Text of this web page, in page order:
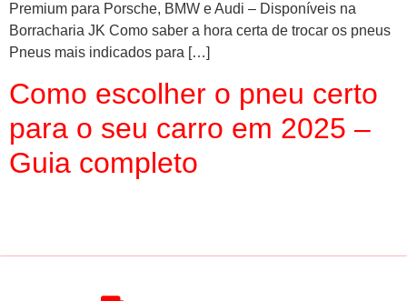
Premium para Porsche, BMW e Audi – Disponíveis na
Borracharia JK Como saber a hora certa de trocar os pneus
Pneus mais indicados para […]
Como escolher o pneu certo
para o seu carro em 2025 –
Guia completo